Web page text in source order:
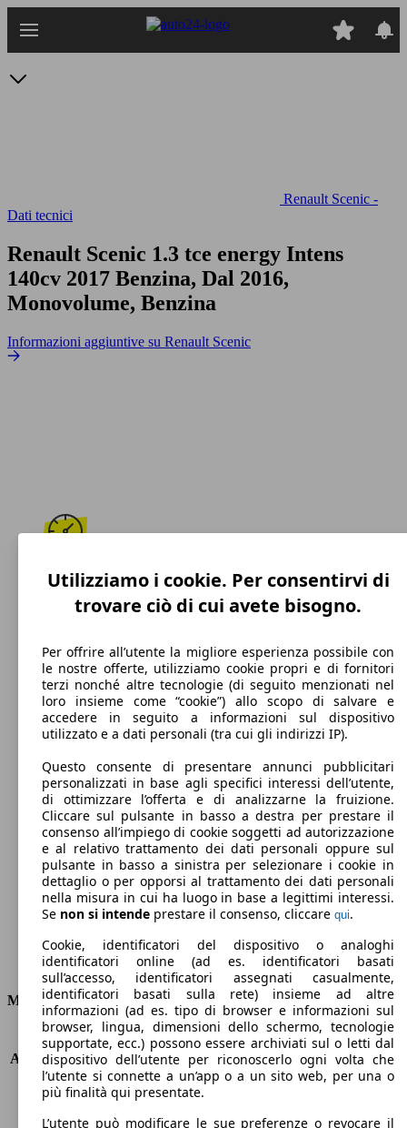
Renault Scenic -
Dati tecnici
Renault Scenic 1.3 tce energy Intens
140cv 2017 Benzina, Dal 2016,
Monovolume, Benzina
Informazioni aggiuntive su Renault Scenic
195 km/h
Velocità massima
Benzina
Carburante
122 g/km
Emissioni di CO2 (combinato)*
Consumi
Motore e Prestazioni
KW (PS)
103 kW (140 PS)
Accelerazione (0-100 km/h)
10.1s
Velocità massima (km/h)
195 km/h
Numero di marce
6
Coppia
240 nm
Utilizziamo i cookie. Per consentirvi di
trovare ciò di cui avete bisogno.
Per offrire all’utente la migliore esperienza possibile con
le nostre offerte, utilizziamo cookie propri e di fornitori
terzi nonché altre tecnologie (di seguito menzionati nel
loro insieme come “cookie”) allo scopo di salvare e
accedere in seguito a informazioni sul dispositivo
utilizzato e a dati personali (tra cui gli indirizzi IP).
Questo consente di presentare annunci pubblicitari
personalizzati in base agli specifici interessi dell’utente,
di ottimizzare l’offerta e di analizzarne la fruizione.
Cliccare sul pulsante in basso a destra per prestare il
consenso all’impiego di cookie soggetti ad autorizzazione
e al relativo trattamento dei dati personali oppure sul
pulsante in basso a sinistra per selezionare i cookie in
dettaglio o per opporsi al trattamento dei dati personali
nella misura in cui ha luogo in base a legittimi interessi.
Se non si intende prestare il consenso, cliccare qui.
Cookie, identificatori del dispositivo o analoghi
identificatori online (ad es. identificatori basati
sull’accesso, identificatori assegnati casualmente,
identificatori basati sulla rete) insieme ad altre
informazioni (ad es. tipo di browser e informazioni sul
browser, lingua, dimensioni dello schermo, tecnologie
supportate, ecc.) possono essere archiviati sul o letti dal
dispositivo dell’utente per riconoscerlo ogni volta che
l’utente si connette a un’app o a un sito web, per una o
più finalità qui presentate.
L’utente può modificare le sue preferenze o revocare il